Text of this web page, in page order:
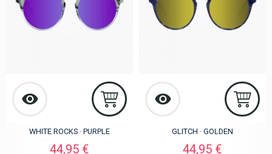
WHITE ROCKS · PURPLE
Preis
44,95 €
GLITCH · GOLDEN
Preis
44,95 €